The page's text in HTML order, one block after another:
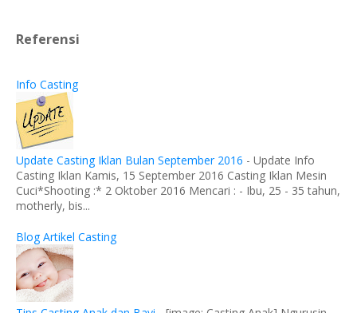
Referensi
Info Casting
Update Casting Iklan Bulan September 2016 - Update Info
Casting Iklan Kamis, 15 September 2016 Casting Iklan Mesin
Cuci*Shooting :* 2 Oktober 2016 Mencari : - Ibu, 25 - 35 tahun,
motherly, bis...
Blog Artikel Casting